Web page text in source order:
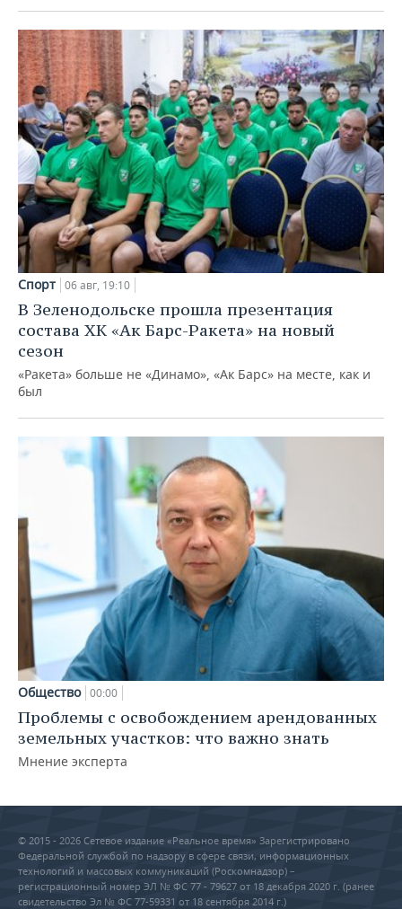
Спорт 06 авг, 19:10
В Зеленодольске прошла презентация
состава ХК «Ак Барс-Ракета» на новый
сезон
«Ракета» больше не «Динамо», «Ак Барс» на месте, как и
был
Общество 00:00
Проблемы с освобождением арендованных
земельных участков: что важно знать
Мнение эксперта
© 2015 - 2026 Сетевое издание «Реальное время» Зарегистрировано
Федеральной службой по надзору в сфере связи, информационных
технологий и массовых коммуникаций (Роскомнадзор) –
регистрационный номер ЭЛ № ФС 77 - 79627 от 18 декабря 2020 г. (ранее
свидетельство Эл № ФС 77-59331 от 18 сентября 2014 г.)